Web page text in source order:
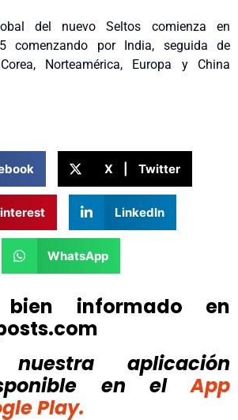
del nuevo Seltos comienza en
comenzando por India, seguida de
Norteamérica, Europa y China
X | Twitter
LinkedIn
WhatsApp
bien informado en
nuestra aplicación
en el
App
Play.